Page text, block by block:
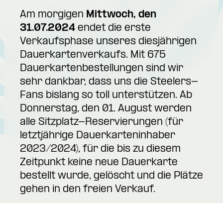
Am morgigen Mittwoch, den
31.07.2024 endet die erste
Verkaufsphase unseres diesjährigen
Dauerkartenverkaufs. Mit 675
Dauerkartenbestellungen sind wir
sehr dankbar, dass uns die Steelers-
Fans bislang so toll unterstützen. Ab
Donnerstag, den 01. August werden
alle Sitzplatz-Reservierungen (für
letztjährige Dauerkarteninhaber
2023/2024), für die bis zu diesem
Zeitpunkt keine neue Dauerkarte
bestellt wurde, gelöscht und die Plätze
gehen in den freien Verkauf.